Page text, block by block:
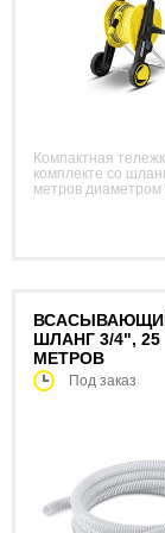
Компактная
комплекте со
метров диаметром
ШЛАНГ 3/4", 25
МЕТРОВ
Под заказ